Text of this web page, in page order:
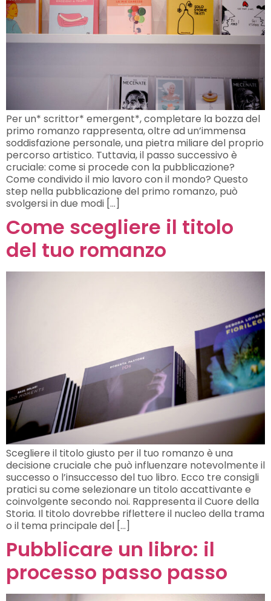
Per un* scrittor* emergent*, completare la bozza del
primo romanzo rappresenta, oltre ad un’immensa
soddisfazione personale, una pietra miliare del proprio
percorso artistico. Tuttavia, il passo successivo è
cruciale: come si procede con la pubblicazione?
Come condivido il mio lavoro con il mondo? Questo
step nella pubblicazione del primo romanzo, può
svolgersi in due modi […]
Come scegliere il titolo
del tuo romanzo
Scegliere il titolo giusto per il tuo romanzo è una
decisione cruciale che può influenzare notevolmente il
successo o l’insuccesso del tuo libro. Ecco tre consigli
pratici su come selezionare un titolo accattivante e
coinvolgente secondo noi. Rappresenta il Cuore della
Storia. Il titolo dovrebbe riflettere il nucleo della trama
o il tema principale del […]
Pubblicare un libro: il
processo passo passo